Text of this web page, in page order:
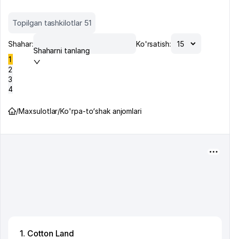
Topilgan tashkilotlar 51
Shahar:
Shaharni tanlang
Ko'rsatish:
1
2
3
4
/Maxsulotlar/Ko'rpa-to‘shak anjomlari
1. Cotton Land